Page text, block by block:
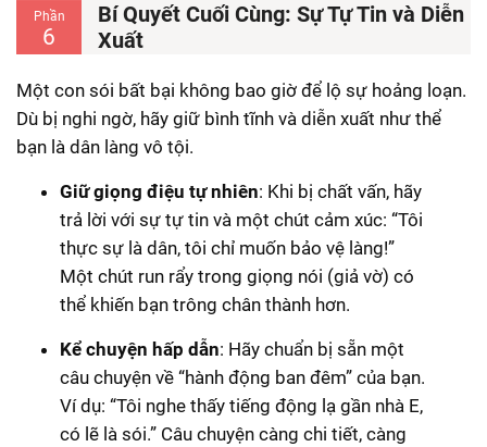
Phần
6
Bí Quyết Cuối Cùng: Sự Tự Tin và Diễn
Xuất
Một con sói bất bại không bao giờ để lộ sự hoảng loạn.
Dù bị nghi ngờ, hãy giữ bình tĩnh và diễn xuất như thể
bạn là dân làng vô tội.
Giữ giọng điệu tự nhiên: Khi bị chất vấn, hãy
trả lời với sự tự tin và một chút cảm xúc: “Tôi
thực sự là dân, tôi chỉ muốn bảo vệ làng!”
Một chút run rẩy trong giọng nói (giả vờ) có
thể khiến bạn trông chân thành hơn.
Kể chuyện hấp dẫn: Hãy chuẩn bị sẵn một
câu chuyện về “hành động ban đêm” của bạn.
Ví dụ: “Tôi nghe thấy tiếng động lạ gần nhà E,
có lẽ là sói.” Câu chuyện càng chi tiết, càng